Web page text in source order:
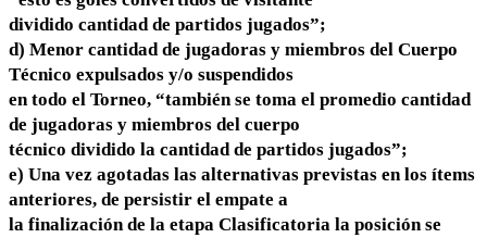
dividido cantidad de partidos jugados”;
d) Menor cantidad de jugadoras y miembros del Cuerpo
Técnico expulsados y/o suspendidos
en todo el Torneo, “también se toma el promedio cantidad
de jugadoras y miembros del cuerpo
técnico dividido la cantidad de partidos jugados”;
e) Una vez agotadas las alternativas previstas en los ítems
anteriores, de persistir el empate a
la finalización de la etapa Clasificatoria la posición se